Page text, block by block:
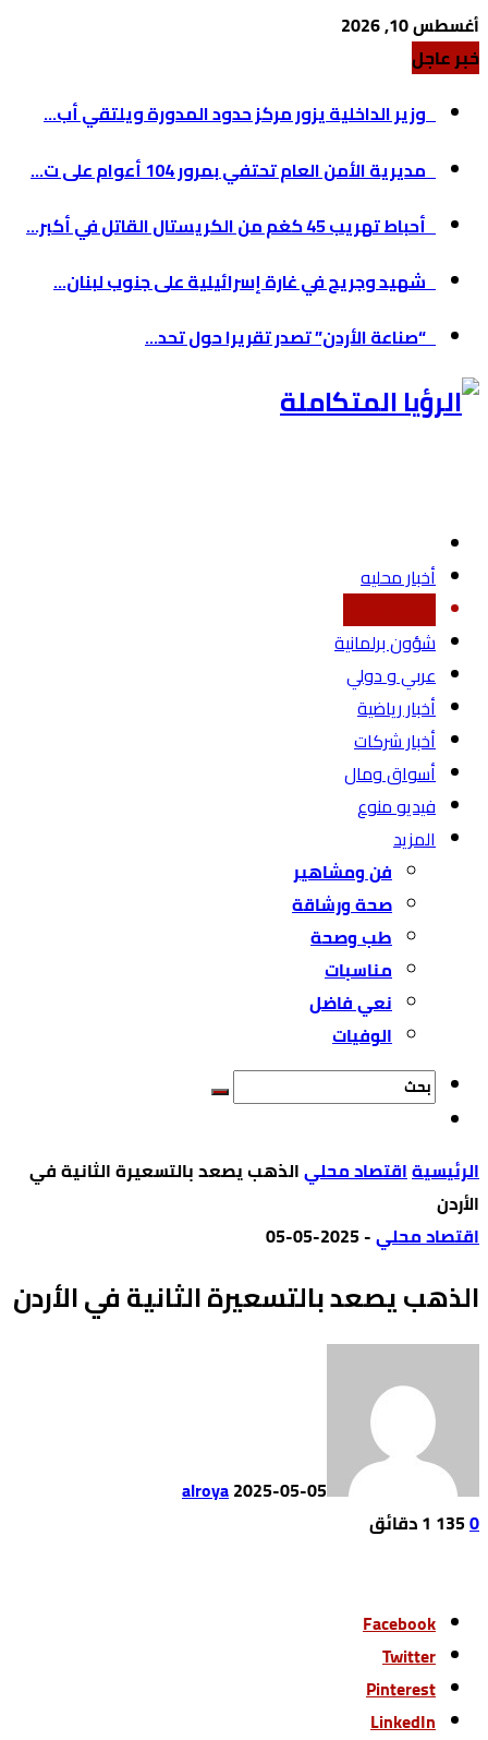
أغسطس 10, 2026
خبر عاجل
وزير الداخلية يزور مركز حدود المدورة ويلتقي أب...
مديرية الأمن العام تحتفي بمرور 104 أعوام على ت...
أحباط تهريب 45 كغم من الكريستال القاتل في أكبر...
شهيد وجريح في غارة إسرائيلية على جنوب لبنان...
“صناعة الأردن” تصدر تقريرا حول تحد...
أخبار محليه
شؤون برلمانية
عربي و دولي
أخبار رياضية
أخبار شركات
أسواق ومال
فيديو منوع
المزيد
فن ومشاهير
صحة ورشاقة
طب وصحة
مناسبات
نعي فاضل
الوفيات
‫الرئيسية‬اقتصاد محليالذهب يصعد بالتسعيرة الثانية في
الأردن
اقتصاد محلي-
2025-05-05
الذهب يصعد بالتسعيرة الثانية في الأردن
alroya2025-05-05
0
135 1 ‫دقائق‬
Facebook
Twitter
Pinterest
LinkedIn